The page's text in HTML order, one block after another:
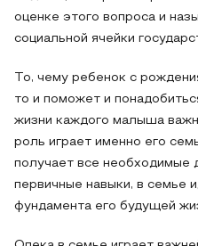
оценке этого вопроса и
социальной ячейки
То, чему ребенок с
то и поможет и
жизни каждого малыша
роль играет именно его
получает все необходимые
первичные навыки, в семье
фундамента его будущей